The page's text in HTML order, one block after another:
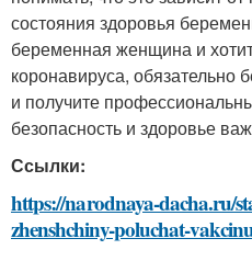
состояния здоровья
беременная женщина и
коронавируса, обязательно
и получите
безопасность и здоровье
Ссылки:
https://narodnaya-dacha.ru/
zhenshchiny-poluchat-